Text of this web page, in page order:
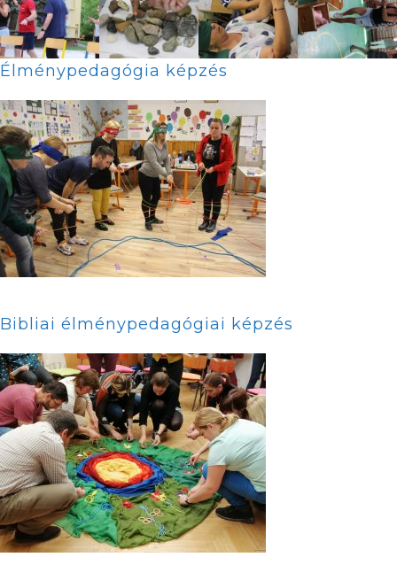
Élménypedagógia képzés
Bibliai élménypedagógiai képzés